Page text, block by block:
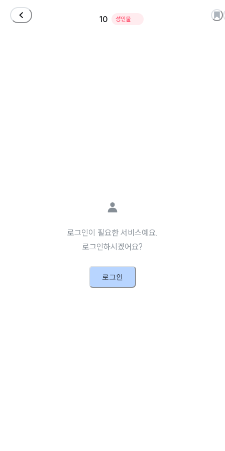
10 성인물
로그인이 필요한 서비스예요.
로그인하시겠어요?
로그인